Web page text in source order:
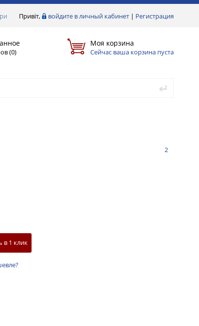
Привіт, войдите в личный кабинет | Регистрация
(0)
Моя корзина
Сейчас ваша корзина пуста
2
в 1 клик